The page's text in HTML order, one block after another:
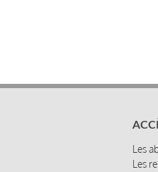
Les
Les